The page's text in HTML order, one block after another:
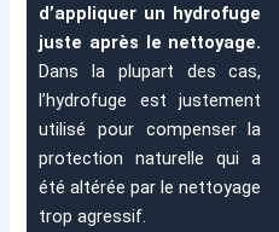
d’appliquer un hydrofuge
juste après le nettoyage.
Dans la plupart des cas,
l’hydrofuge est justement
utilisé pour compenser la
protection naturelle qui a
été altérée par le nettoyage
trop agressif.